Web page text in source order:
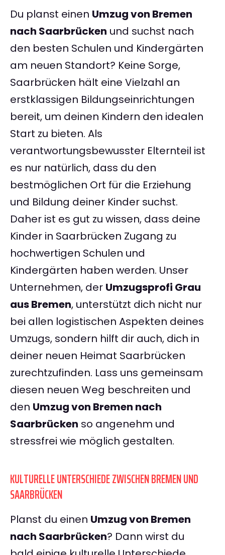
Du planst einen Umzug von Bremen
nach Saarbrücken und suchst nach
den besten Schulen und Kindergärten
am neuen Standort? Keine Sorge,
Saarbrücken hält eine Vielzahl an
erstklassigen Bildungseinrichtungen
bereit, um deinen Kindern den idealen
Start zu bieten. Als
verantwortungsbewusster Elternteil ist
es nur natürlich, dass du den
bestmöglichen Ort für die Erziehung
und Bildung deiner Kinder suchst.
Daher ist es gut zu wissen, dass deine
Kinder in Saarbrücken Zugang zu
hochwertigen Schulen und
Kindergärten haben werden. Unser
Unternehmen, der Umzugsprofi Grau
aus Bremen, unterstützt dich nicht nur
bei allen logistischen Aspekten deines
Umzugs, sondern hilft dir auch, dich in
deiner neuen Heimat Saarbrücken
zurechtzufinden. Lass uns gemeinsam
diesen neuen Weg beschreiten und
den Umzug von Bremen nach
Saarbrücken so angenehm und
stressfrei wie möglich gestalten.
KULTURELLE UNTERSCHIEDE ZWISCHEN BREMEN UND
SAARBRÜCKEN
Planst du einen Umzug von Bremen
nach Saarbrücken? Dann wirst du